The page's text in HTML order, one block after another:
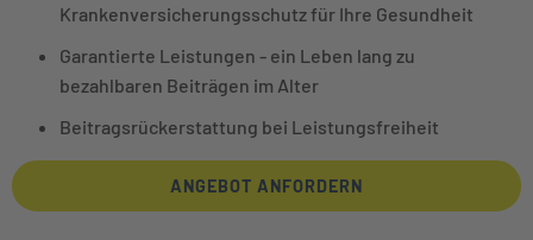
Krankenversicherungsschutz für Ihre Gesundheit
Garantierte Leistungen - ein Leben lang zu
bezahlbaren Beiträgen im Alter
Beitragsrückerstattung bei Leistungsfreiheit
ANGEBOT ANFORDERN